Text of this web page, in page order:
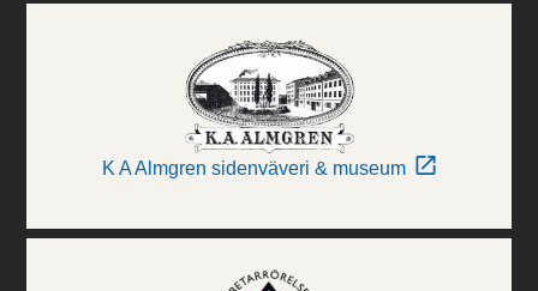
K A Almgren sidenväveri & museum